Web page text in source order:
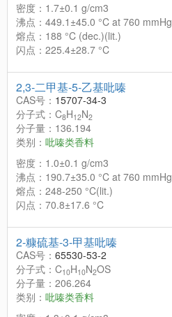
密度：1.7±0.1 g/cm3
沸点：449.1±45.0 °C at 760 mmHg
熔点：188 °C (dec.)(lit.)
闪点：225.4±28.7 °C
2,3-二甲基-5-乙基吡嗪
CAS号： 15707-34-3
分子式：C8H12N2
分子量：136.194
类别： 吡嗪类香料
密度：1.0±0.1 g/cm3
沸点：190.7±35.0 °C at 760 mmHg
熔点：248-250 °C(lit.)
闪点：70.8±17.6 °C
2-糠硫基-3-甲基吡嗪
CAS号： 65530-53-2
分子式：C10H10N2OS
分子量：206.264
类别： 吡嗪类香料